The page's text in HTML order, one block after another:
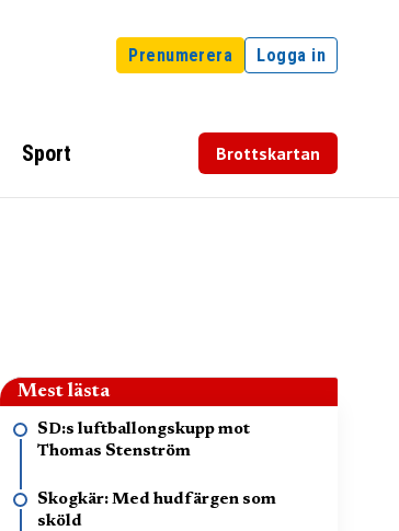
Prenumerera Logga in
Sport Brottskartan
Mest lästa
SD:s luftballongskupp mot
Thomas Stenström
Skogkär: Med hudfärgen som
sköld